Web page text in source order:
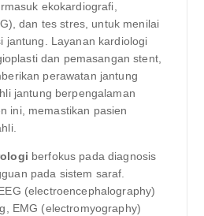
ekokardiografi,
dan tes stres, untuk menilai
jantung. Layanan kardiologi
dan pemasangan stent,
perawatan jantung
jantung berpengalaman
ini, memastikan pasien
berfokus pada diagnosis
pada sistem saraf.
(electroencephalography)
EMG (electromyography)